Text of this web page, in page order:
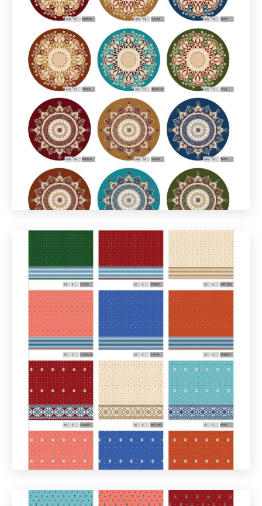
Yalova
444 9 552
0226 811 11 66
Süleyman Bey Mah. İstanbul Cd. No:9 77100
Merkez/Yalova
Gemlik
444 9 552
0224 513 79 27
info@sahinhalidunyasi.com
Hamidiye Mah. İstiklal Cd. 32-40, 16600
Gemlik/Bursa
Gölcük